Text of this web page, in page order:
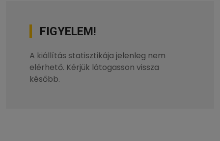
FIGYELEM!
A kiállítás statisztikája jelenleg nem
elérhető. Kérjük látogasson vissza
később.